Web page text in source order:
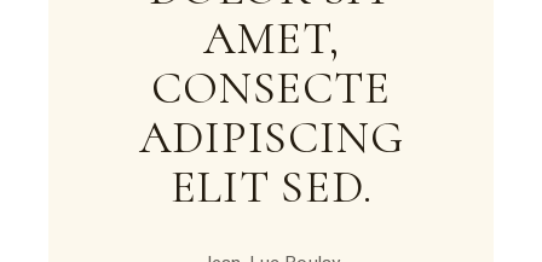
AMET,
CONSECTE
ADIPISCING
ELIT SED.